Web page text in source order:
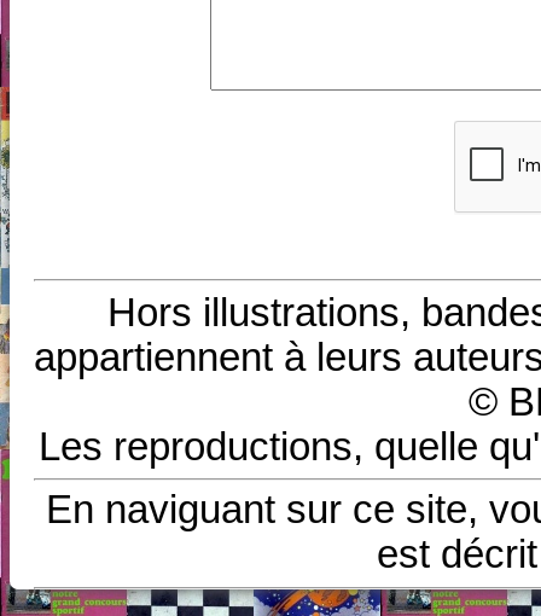
Hors illustrations,
appartiennent à leurs
©
Les reproductions, quelle
En naviguant sur ce site,
est